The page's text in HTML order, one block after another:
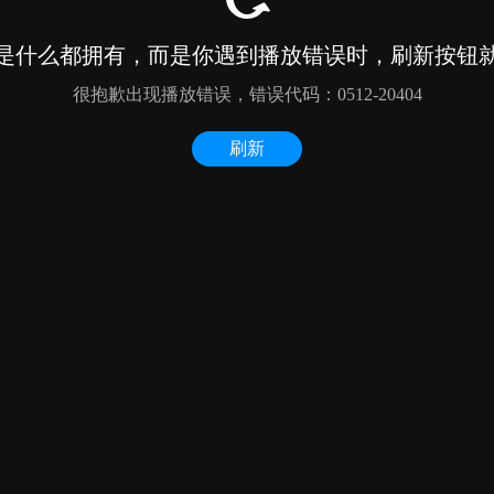
什么都拥有，而是你遇到播放错误时，刷新按钮
很抱歉出现播放错误，错误代码：0512-20404
刷新